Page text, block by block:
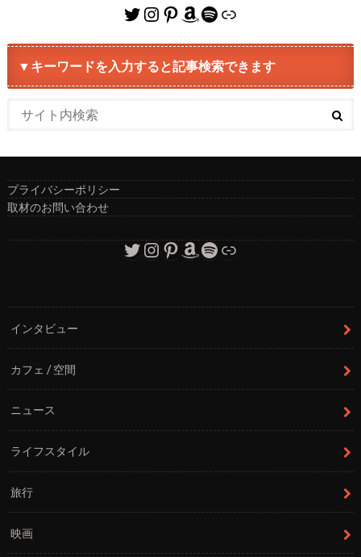
Twitter
Instagram
Pinterest
Amazon
Spotify
リンク
▼キーワードを入力すると記事検索できます
プライバシーポリシー
取材のお問い合わせ
Twitter
Instagram
Pinterest
Amazon
Spotify
リンク
インタビュー
カフェ / 空間
ニュース
ライフスタイル
旅行
映画